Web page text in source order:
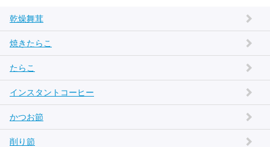
乾燥舞茸
焼きたらこ
たらこ
インスタントコーヒー
かつお節
削り節